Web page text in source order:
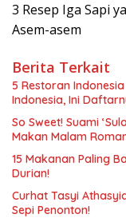
3 Resep Iga Sapi
Asem-asem
Berita Terkait
5 Restoran
Indonesia, Ini
So Sweet! Suami
Makan Malam
15 Makanan Paling
Durian!
Curhat Tasyi
Sepi Penonton!